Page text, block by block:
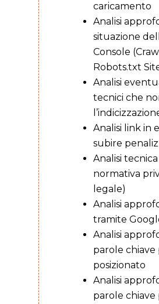
caricamento
Analisi
situazione
Console
Robots.txt
Analisi
tecnici che
Analisi link in
subire
Analisi
normativa
legale)
Analisi
tramite
Analisi
parole chiave
posizionato
Analisi
parole chiave